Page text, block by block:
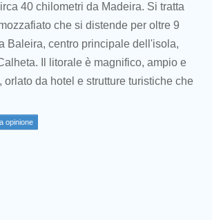
40 chilometri da Madeira. Si tratta
che si distende per oltre 9
Baleira, centro principale dell'isola,
Il litorale è magnifico, ampio e
orlato da hotel e strutture turistiche che
opinione